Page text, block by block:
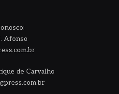
Afonso
de Carvalho